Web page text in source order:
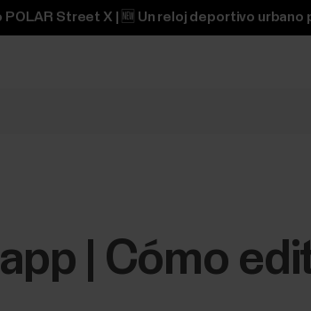
POLAR Street X | 🆕 Un reloj deportivo
| Cómo